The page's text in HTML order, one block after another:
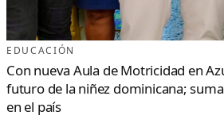
EDUCACIÓN
Con nueva Aula de Motricidad en
futuro de la niñez dominicana;
en el país